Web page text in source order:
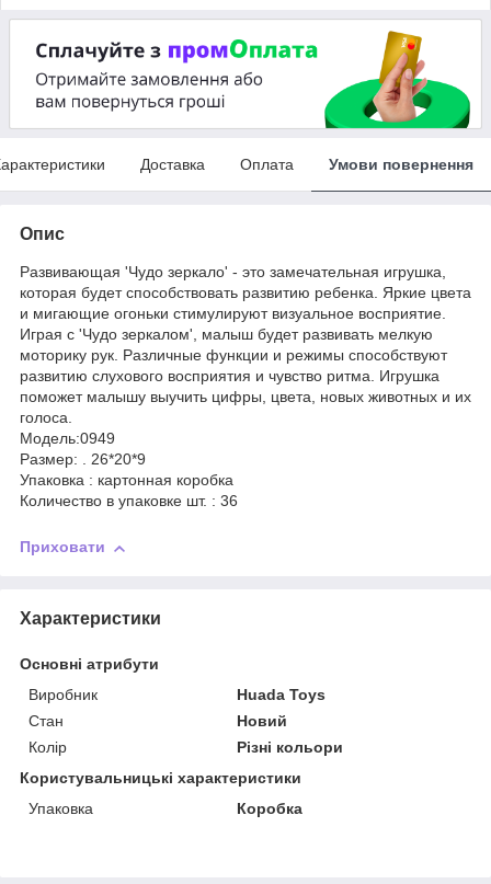
Доставка Оплата Умови повернення
Опис
Развивающая 'Чудо зеркало' - это замечательная игрушка,
которая будет способствовать развитию ребенка. Яркие цвета
и мигающие огоньки стимулируют визуальное восприятие.
Играя с 'Чудо зеркалом', малыш будет развивать мелкую
моторику рук. Различные функции и режимы способствуют
развитию слухового восприятия и чувство ритма. Игрушка
поможет малышу выучить цифры, цвета, новых животных и их
голоса.
Модель:0949
Размер: . 26*20*9
Упаковка : картонная коробка
Количество в упаковке шт. : 36
Приховати
Характеристики
Основні атрибути
Виробник
Huada Toys
Стан
Новий
Колір
Різні кольори
Користувальницькі характеристики
Упаковка
Коробка